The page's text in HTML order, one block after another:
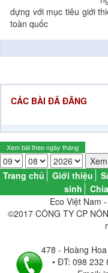
dựng với mục tiêu giới
toàn quốc
CÁC BÀI ĐÃ ĐĂNG
Trang chủ Giới thiệu
sinh
Eco Việt Nam
©2017 CÔNG TY CP
478 - Hoàng
• ĐT: 098 232